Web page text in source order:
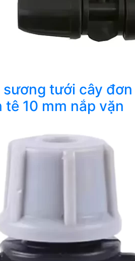
sương tưới cây
tê 10 mm nắp vặn